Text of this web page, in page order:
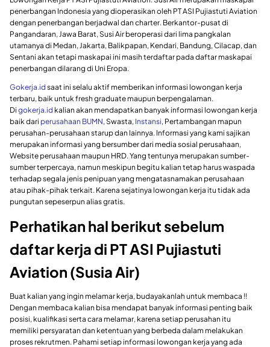
penerbangan Indonesia yang dioperasikan oleh PT ASI Pujiastuti Aviation
dengan penerbangan berjadwal dan charter. Berkantor-pusat di
Pangandaran, Jawa Barat, Susi Air beroperasi dari lima pangkalan
utamanya di Medan, Jakarta, Balikpapan, Kendari, Bandung, Cilacap, dan
Sentani akan tetapi maskapai ini masih terdaftar pada daftar maskapai
penerbangan dilarang di Uni Eropa.
Gokerja.id saat ini selalu aktif memberikan informasi lowongan kerja
terbaru, baik untuk fresh graduate maupun berpengalaman.
Di gokerja.id kalian akan mendapatkan banyak informasi lowongan kerja
baik dari perusahaan BUMN, Swasta, Instansi, Pertambangan mapun
perusahan-perusahaan starup dan lainnya. Informasi yang kami sajikan
merupakan informasi yang bersumber dari media sosial perusahaan,
Website perusahaan maupun HRD. Yang tentunya merupakan sumber-
sumber terpercaya, namun meskipun begitu kalian tetap harus waspada
terhadap segala jenis penipuan yang mengatasnamakan perusahaan
atau pihak-pihak terkait. Karena sejatinya lowongan kerja itu tidak ada
pungutan sepeserpun alias gratis.
Perhatikan hal berikut sebelum
daftar kerja di PT ASI Pujiastuti
Aviation (Susia Air)
Buat kalian yang ingin melamar kerja, budayakanlah untuk membaca !!
Dengan membaca kalian bisa mendapat banyak informasi penting baik
posisi, kualifikasi serta cara melamar, karena setiap perusahan itu
memiliki persyaratan dan ketentuan yang berbeda dalam melakukan
proses rekrutmen. Pahami setiap informasi lowongan kerja yang ada